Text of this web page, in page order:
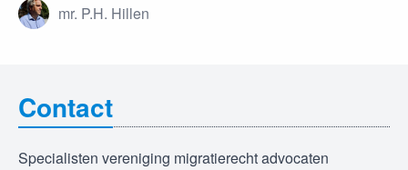
mr. P.H. Hillen
Contact
Specialisten vereniging migratierecht advocaten